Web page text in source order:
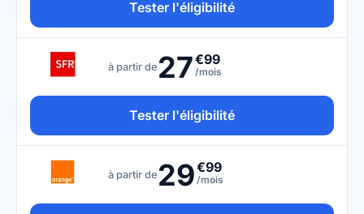
Tester l'éligibilité
à partir de 27€99
/mois
Tester l'éligibilité
à partir de 29€99
/mois